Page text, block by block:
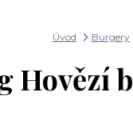
Úvod Burgery
Hovězí